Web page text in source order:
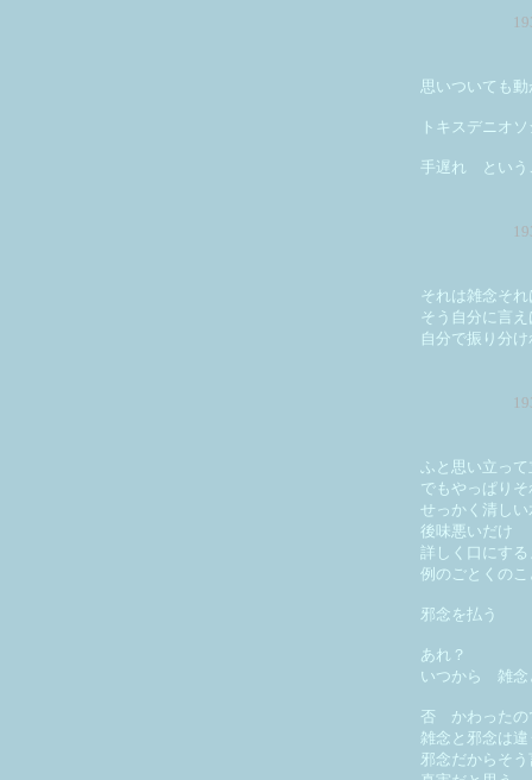
思いついても
トキスデニオ
手遅れ という
それは雑念そ
そう自分に言
自分で振り分
ふと思い立っ
でもやっぱり
せっかく清し
後味悪いだけ
詳しく口にす
例のごとくのこ
邪念を払う
あれ？
いつから 雑念
否 かわったの
雑念と邪念は違
邪念だからそ